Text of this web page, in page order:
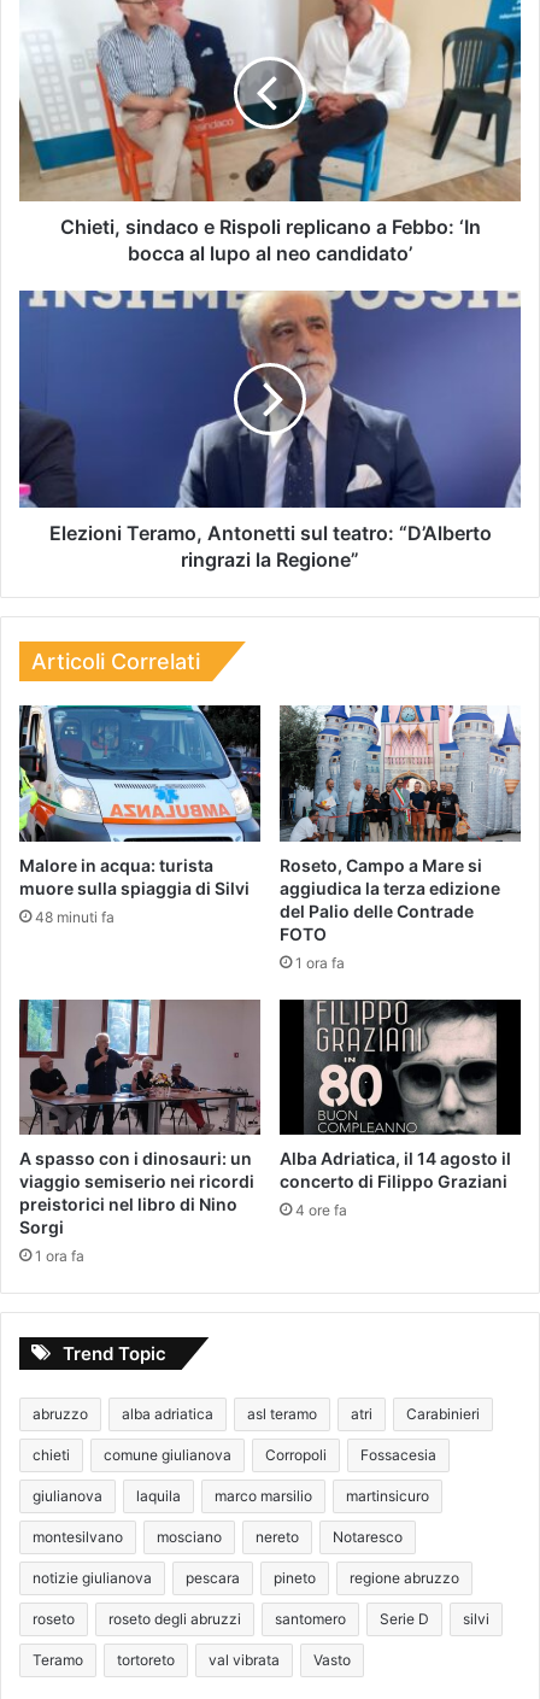
Chieti, sindaco e Rispoli replicano a Febbo: ‘In
bocca al lupo al neo candidato’
Elezioni Teramo, Antonetti sul teatro: “D’Alberto
ringrazi la Regione”
Articoli Correlati
Malore in acqua: turista
muore sulla spiaggia di Silvi
48 minuti fa
Roseto, Campo a Mare si
aggiudica la terza edizione
del Palio delle Contrade
FOTO
1 ora fa
A spasso con i dinosauri: un
viaggio semiserio nei ricordi
preistorici nel libro di Nino
Sorgi
1 ora fa
Alba Adriatica, il 14 agosto il
concerto di Filippo Graziani
4 ore fa
Trend Topic
abruzzo alba adriatica asl teramo atri Carabinieri
chieti comune giulianova Corropoli Fossacesia
giulianova laquila marco marsilio martinsicuro
montesilvano mosciano nereto Notaresco
notizie giulianova pescara pineto regione abruzzo
roseto roseto degli abruzzi santomero Serie D silvi
Teramo tortoreto val vibrata Vasto